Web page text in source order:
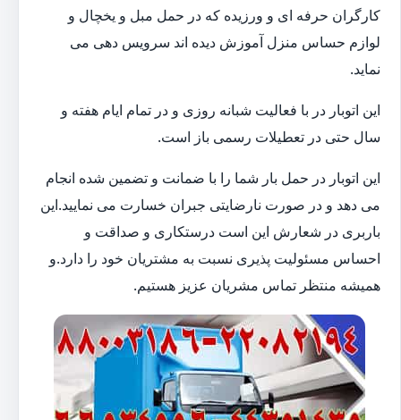
کارگران حرفه ای و ورزیده که در حمل مبل و یخچال و
لوازم حساس منزل آموزش دیده اند سرویس دهی می
نماید.
این اتوبار در با فعالیت شبانه روزی و در تمام ایام هفته و
سال حتی در تعطیلات رسمی باز است.
این اتوبار در حمل بار شما را با ضمانت و تضمین شده انجام
می دهد و در صورت نارضایتی جبران خسارت می نمایید.این
باربری در شعارش این است درستکاری و صداقت و
احساس مسئولیت پذیری نسبت به مشتریان خود را دارد.و
همیشه منتظر تماس مشریان عزیز هستیم.